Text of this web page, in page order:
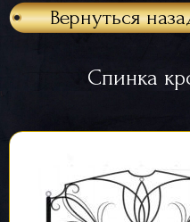
Вернуться
Спинка